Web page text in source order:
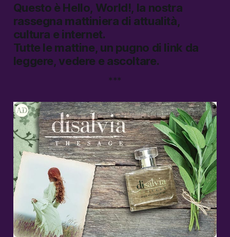
Questo è Hello, World!, la nostra
rassegna mattiniera di attualità,
cultura e internet.
Tutte le mattine, un pugno di link da
leggere, vedere e ascoltare.
***